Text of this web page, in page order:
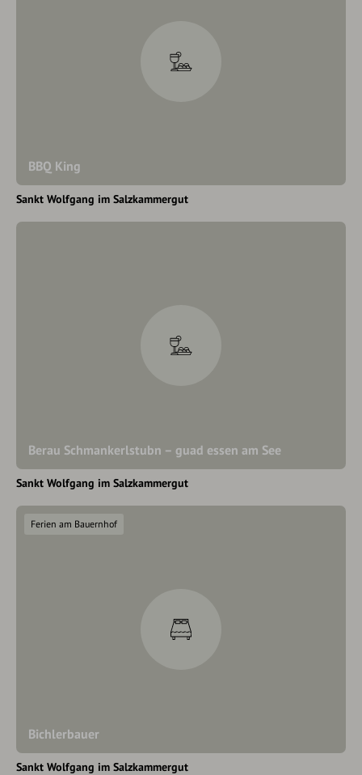
BBQ King
Sankt Wolfgang im Salzkammergut
Berau Schmankerlstubn – guad essen am See
Sankt Wolfgang im Salzkammergut
Bichlerbauer
Ferien am Bauernhof
Sankt Wolfgang im Salzkammergut